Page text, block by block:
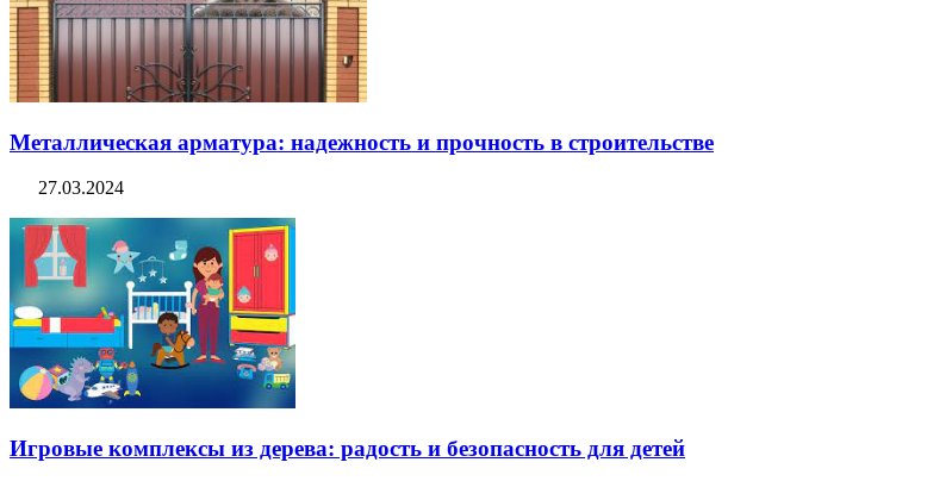
Металлическая арматура: надежность и прочность в строительстве
27.03.2024
Игровые комплексы из дерева: радость и безопасность для детей